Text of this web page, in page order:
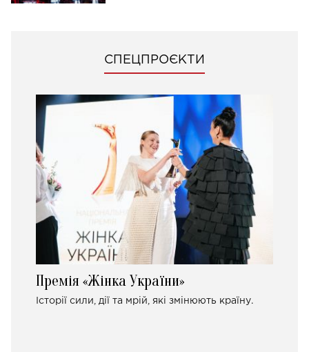
СПЕЦПРОЄКТИ
Премія «Жінка України»
Історії сили, дії та мрій, які змінюють країну.